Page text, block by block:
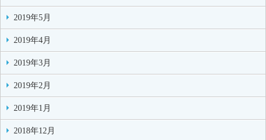
2019年5月
2019年4月
2019年3月
2019年2月
2019年1月
2018年12月